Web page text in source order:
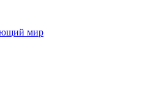
мир